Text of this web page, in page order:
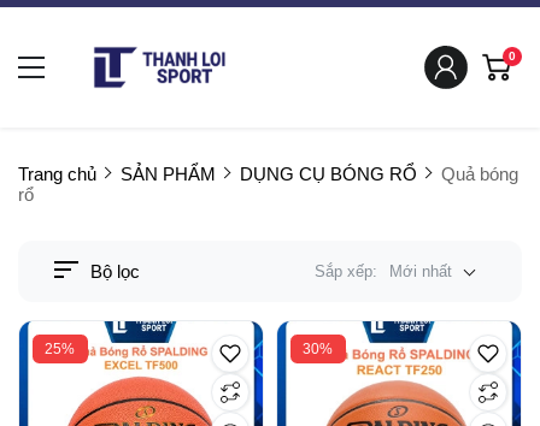
0
Trang chủ SẢN PHẨM DỤNG CỤ BÓNG RỔ
Quả bóng
rổ
Bộ lọc Sắp xếp: Mới nhất
25% 30%